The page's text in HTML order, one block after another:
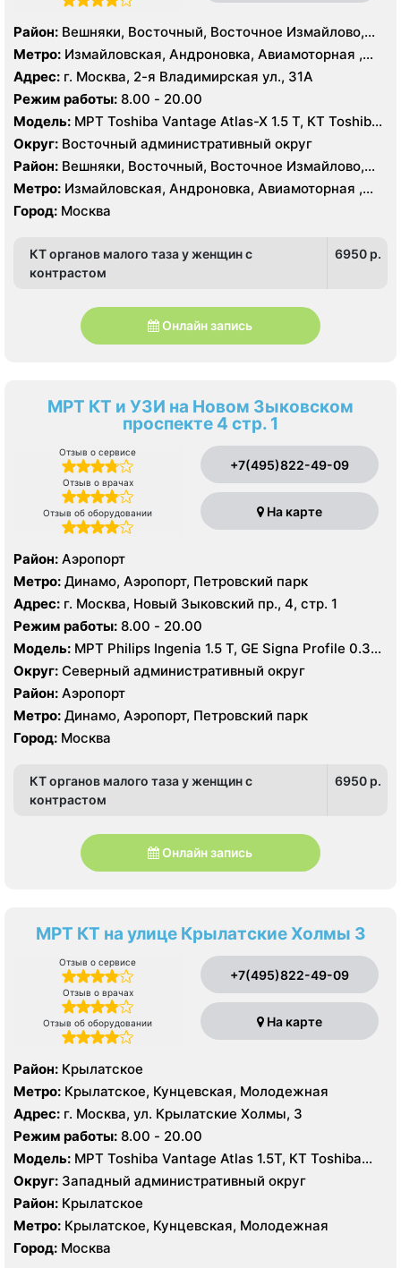
Район: Вешняки, Восточный, Восточное Измайлово,
Гольяново, Ивановское, Измайлово, Косино-
Ухтомский, Метрогородок, Новогиреево, Новокосино,
Перово, Преображенское, Северное Измайлово,
Соколиная Гора, Нижегородский, Рязанский
Метро: Измайловская, Андроновка, Авиамоторная ,
Новогиреево, Новокосино, Первомайская, Перово,
Соколиная гора, Шоссе Энтузиастов
Адрес: г. Москва, 2-я Владимирская ул., 31А
Режим работы: 8.00 - 20.00
Модель: МРТ Toshiba Vantage Atlas-X 1.5 Т, КТ Toshiba
Aquilion 64 среза, УЗИ
Округ: Восточный административный округ
Район: Вешняки, Восточный, Восточное Измайлово,
Гольяново, Ивановское, Измайлово, Косино-
Ухтомский, Метрогородок, Новогиреево, Новокосино,
Перово, Преображенское, Северное Измайлово,
Метро: Измайловская, Андроновка, Авиамоторная ,
Новогиреево, Новокосино, Первомайская, Перово,
Соколиная гора, Шоссе Энтузиастов
Город: Москва
КТ органов малого таза у женщин с
контрастом
6950 p.
Онлайн запись
МРТ КТ и УЗИ на Новом Зыковском
проспекте 4 стр. 1
Отзыв о сервисе
Отзыв о врачах
Отзыв об оборудовании
+7(495)822-49-09
На карте
Район: Аэропорт
Метро: Динамо, Аэропорт, Петровский парк
Адрес: г. Москва, Новый Зыковский пр., 4, стр. 1
Режим работы: 8.00 - 20.00
Модель: МРТ Philips Ingenia 1.5 Т, GE Signa Profile 0.35
Т, КТ Toshiba Aquilion 64 среза, УЗИ GE Logiq 8
Округ: Северный административный округ
Район: Аэропорт
Метро: Динамо, Аэропорт, Петровский парк
Город: Москва
КТ органов малого таза у женщин с
контрастом
6950 p.
Онлайн запись
МРТ КТ на улице Крылатские Холмы 3
Отзыв о сервисе
Отзыв о врачах
Отзыв об оборудовании
+7(495)822-49-09
На карте
Район: Крылатское
Метро: Крылатское, Кунцевская, Молодежная
Адрес: г. Москва, ул. Крылатские Холмы, 3
Режим работы: 8.00 - 20.00
Модель: МРТ Toshiba Vantage Atlas 1.5Т, КТ Toshiba
Aquilion 64 среза
Округ: Западный административный округ
Район: Крылатское
Метро: Крылатское, Кунцевская, Молодежная
Город: Москва